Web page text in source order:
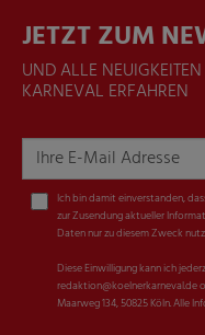
JETZT ZUM
UND ALLE
KARNEVAL ERFAHREN
Ich bin damit einverstanden,
zur Zusendung aktueller
Daten nur zu diesem Zweck
Diese Einwilligung kann ich
redaktion@koelnerkarneval.de
Maarweg 134, 50825 Köln. Alle